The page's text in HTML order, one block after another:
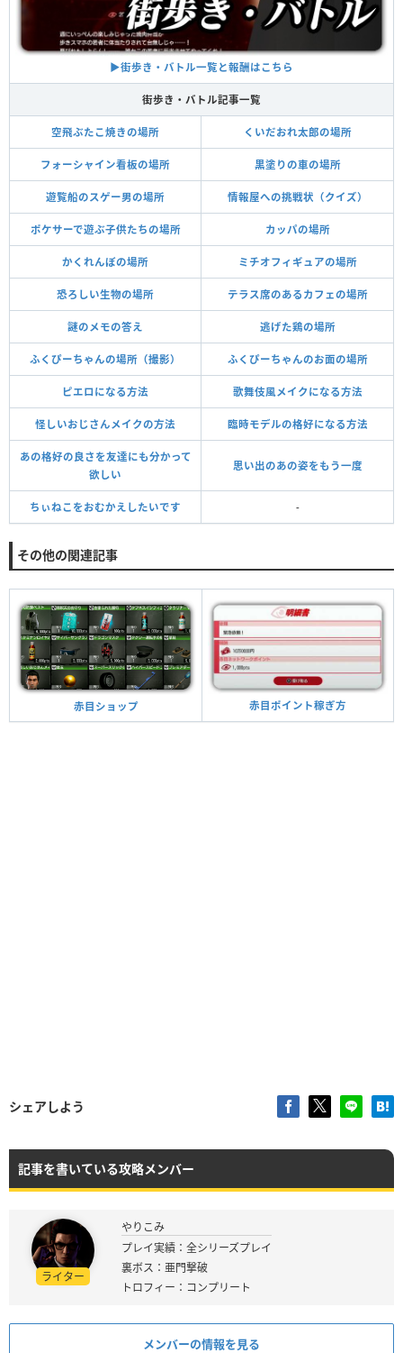
▶︎街歩き・バトル一覧と報酬はこちら
街歩き・バトル記事一覧
空飛ぶたこ焼きの場所 くいだおれ太郎の場所
フォーシャイン看板の場所 黒塗りの車の場所
遊覧船のスゲー男の場所 情報屋への挑戦状（クイズ）
ポケサーで遊ぶ子供たちの場所 カッパの場所
かくれんぼの場所 ミチオフィギュアの場所
恐ろしい生物の場所 テラス席のあるカフェの場所
謎のメモの答え 逃げた鶏の場所
ふくぴーちゃんの場所（撮影） ふくぴーちゃんのお面の場所
ピエロになる方法 歌舞伎風メイクになる方法
怪しいおじさんメイクの方法 臨時モデルの格好になる方法
あの格好の良さを友達にも分かって
欲しい
思い出のあの姿をもう一度
ちぃねこをおむかえしたいです -
その他の関連記事
赤目ショップ 赤目ポイント稼ぎ方
シェアしよう
記事を書いている攻略メンバー
ライター
やりこみ
プレイ実績：全シリーズプレイ
裏ボス：亜門撃破
トロフィー：コンプリート
メンバーの情報を見る